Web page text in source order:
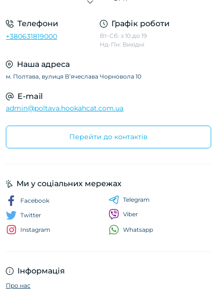
Телефони
+380631819000
Графік роботи
Вт-Сб: з 10 до 19
Нд-Пн: Вихідні
Наша адреса
м. Полтава, вулиця Вʼячеслава Чорновола 10
E-mail
admin@poltava.hookahcat.com.ua
Перейти до контактів
Інформація
Про нас
Ми у соціальних мережах
Facebook
Twitter
Instagram
Telegram
Viber
Whatsapp